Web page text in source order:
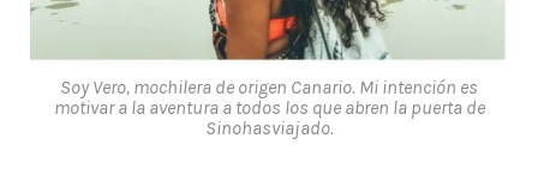
Soy Vero, mochilera de origen Canario. Mi intención es
motivar a la aventura a todos los que abren la puerta de
Sinohasviajado.